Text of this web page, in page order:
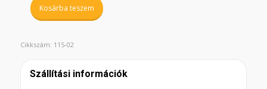
Kosárba teszem
Cikkszám: 115-02
Szállítási információk